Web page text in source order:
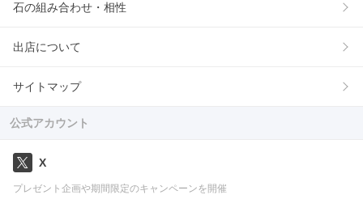
石の組み合わせ・相性
出店について
サイトマップ
公式アカウント
X
プレゼント企画や期間限定のキャンペーンを開催